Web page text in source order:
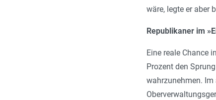
wäre, legte er aber
Republikaner im
Eine reale Chance
Prozent den
wahrzunehmen. Im